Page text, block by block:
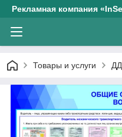
Рекламная компания
Товары и услуги